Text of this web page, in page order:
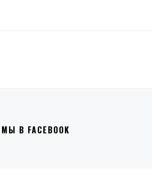
МЫ В FACEBOOK